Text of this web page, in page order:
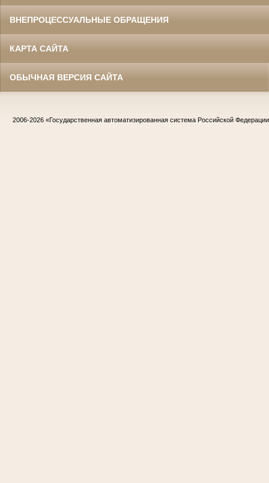
ВНЕПРОЦЕССУАЛЬНЫЕ ОБРАЩЕНИЯ
КАРТА САЙТА
ОБЫЧНАЯ ВЕРСИЯ САЙТА
2006-2026 «Государственная автоматизированная система Российской